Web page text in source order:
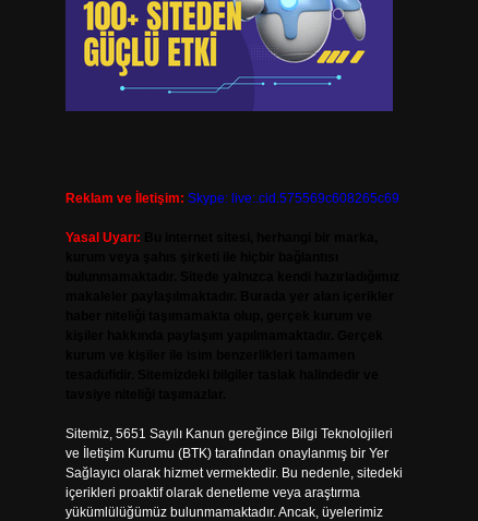
Reklam ve İletişim: Skype: live:.cid.575569c608265c69
Yasal Uyarı:
Sitemiz, 5651 Sayılı Kanun gereğince Bilgi Teknolojileri
ve İletişim Kurumu (BTK) tarafından onaylanmış bir Yer
Sağlayıcı olarak hizmet vermektedir. Bu nedenle, sitedeki
içerikleri proaktif olarak denetleme veya araştırma
yükümlülüğümüz bulunmamaktadır. Ancak, üyelerimiz